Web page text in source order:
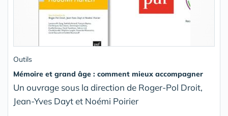
Outils
Mémoire et grand âge : comment mieux accompagner
Un ouvrage sous la direction de Roger-Pol Droit,
Jean-Yves Dayt et Noémi Poirier